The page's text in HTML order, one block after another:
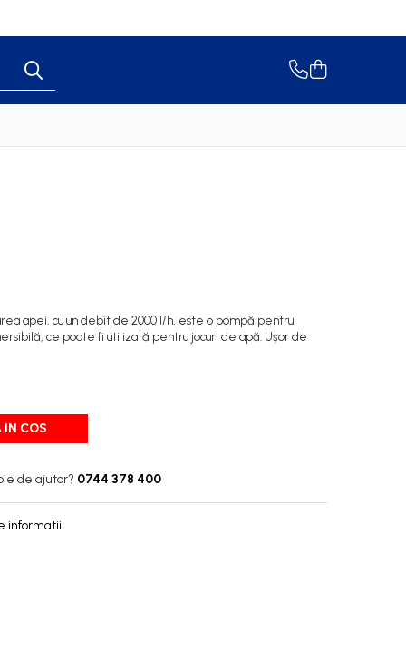
apei, cu un debit de 2000 l/h, este o pompă pentru
ce poate fi utilizată pentru jocuri de apă. Ușor de
IN COS
de ajutor? 0744 378 400
informatii